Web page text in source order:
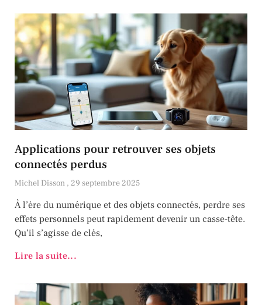
Applications pour retrouver ses objets
connectés perdus
Michel Disson 29 septembre 2025
À l’ère du numérique et des objets connectés, perdre ses
effets personnels peut rapidement devenir un casse-tête.
Qu’il s’agisse de clés,
Lire la suite...